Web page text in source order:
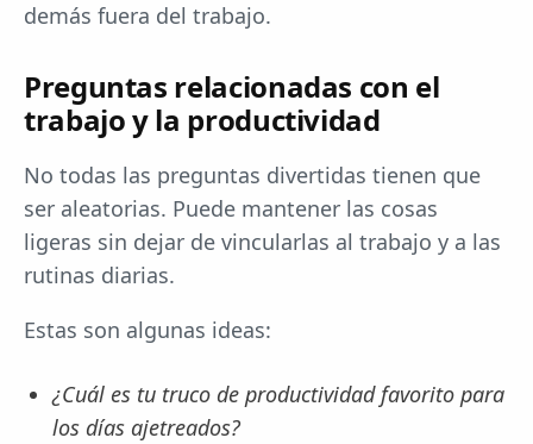
demás fuera del trabajo.
Preguntas relacionadas con el
trabajo y la productividad
No todas las preguntas divertidas tienen que
ser aleatorias. Puede mantener las cosas
ligeras sin dejar de vincularlas al trabajo y a las
rutinas diarias.
Estas son algunas ideas:
¿Cuál es tu truco de productividad favorito para
los días ajetreados?